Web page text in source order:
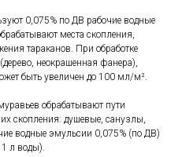
0,075% по ДВ рабочие водные
места скопления,
тараканов. При обработке
неокрашенная фанера),
быть увеличен до 100 мл/м².
обрабатывают пути
скопления: душевые, санузлы,
водные эмульсии 0,075% (по ДВ)
1 л воды).